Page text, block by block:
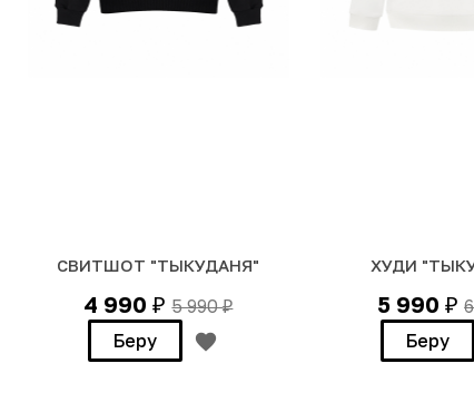
СВИТШОТ "ТЫКУДАНЯ"
4 990₽ 5 990₽
Беру
ХУДИ
5 990₽
Беру